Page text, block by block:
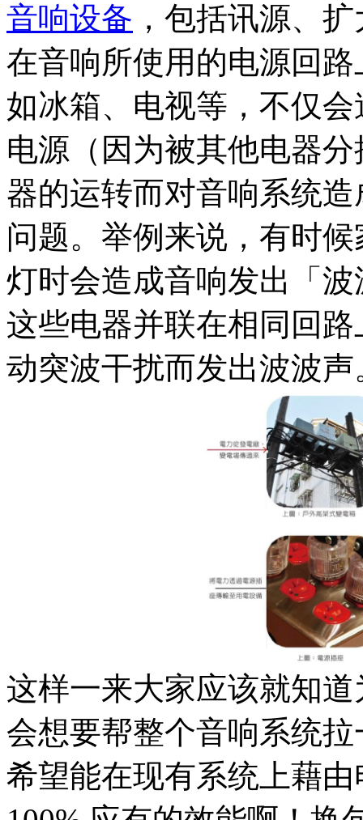
音响设备 ，包括讯源、
在音响所使用的电源回
如冰箱、电视等，不仅
电源（因为被其他电器
器的运转而对音响系统
问题。举例来说，有时
灯时会造成音响发出「
这些电器并联在相同回
动突波干扰而发出波波声
这样一来大家应该就知道
会想要帮整个音响系统
希望能在现有系统上藉